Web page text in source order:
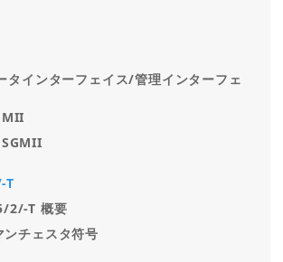
タインターフェイス/管理インターフェ
T
2/-T 概要
チェスタ符号